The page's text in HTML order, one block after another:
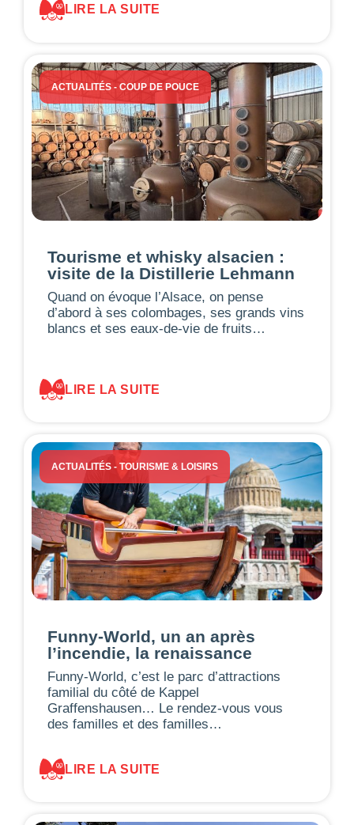
LIRE LA SUITE
ACTUALITÉS - COUP DE POUCE
Tourisme et whisky alsacien :
visite de la Distillerie Lehmann
Quand on évoque l’Alsace, on pense
d’abord à ses colombages, ses grands vins
blancs et ses eaux-de-vie de fruits…
LIRE LA SUITE
ACTUALITÉS - TOURISME & LOISIRS
Funny-World, un an après
l’incendie, la renaissance
Funny-World, c’est le parc d’attractions
familial du côté de Kappel
Graffenshausen… Le rendez-vous vous
des familles et des familles…
LIRE LA SUITE